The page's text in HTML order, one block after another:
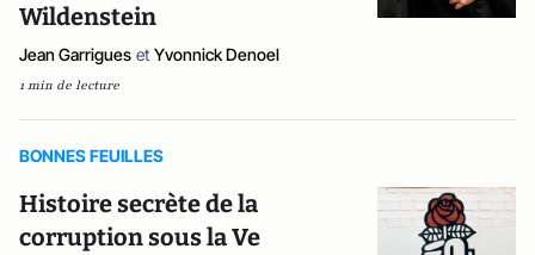
Wildenstein
Jean Garrigues et Yvonnick Denoel
1 min de lecture
BONNES FEUILLES
Histoire secrète de la
corruption sous la Ve